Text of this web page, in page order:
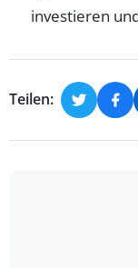
investieren
Teilen: